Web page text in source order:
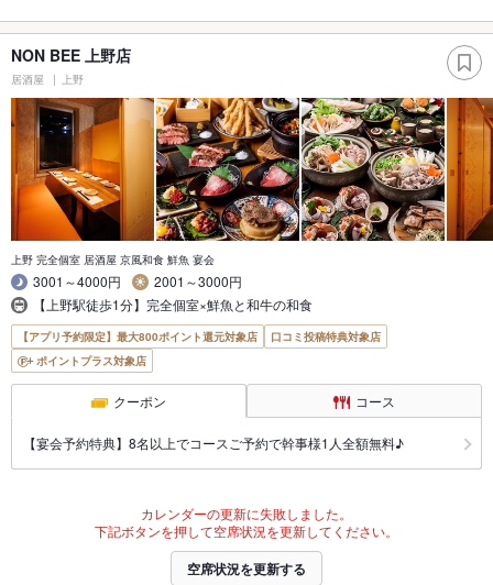
NON BEE 上野店
居酒屋 上野
上野 完全個室 居酒屋 京風和食 鮮魚 宴会
3001～4000円
2001～3000円
【上野駅徒歩1分】完全個室×鮮魚と和牛の和食
【アプリ予約限定】最大800ポイント還元対象店
口コミ投稿特典対象店
ポイントプラス対象店
クーポン コース
【宴会予約特典】8名以上でコースご予約で幹事様1人全額無料♪
カレンダーの更新に失敗しました。
下記ボタンを押して空席状況を更新してください。
空席状況を更新する